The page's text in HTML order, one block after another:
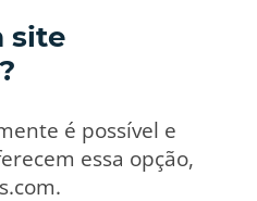
site
é possível e
essa opção,